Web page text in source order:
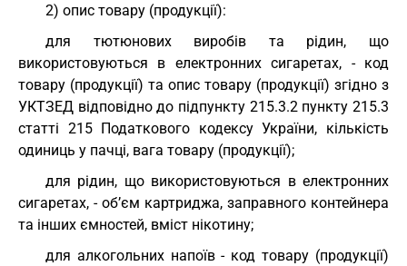
2) опис товару (продукції):
для тютюнових виробів та рідин, що
використовуються в електронних сигаретах, - код
товару (продукції) та опис товару (продукції) згідно з
УКТЗЕД відповідно до підпункту 215.3.2 пункту 215.3
статті 215 Податкового кодексу України, кількість
одиниць у пачці, вага товару (продукції);
для рідин, що використовуються в електронних
сигаретах, - об’єм картриджа, заправного контейнера
та інших ємностей, вміст нікотину;
для алкогольних напоїв - код товару (продукції)